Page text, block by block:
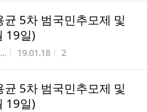
5차 범국민추모제 및
19일)
작성시간
19.01.18 조회수
2
5차 범국민추모제 및
19일)